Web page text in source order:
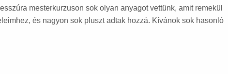
mesterkurzuson sok olyan anyagot vettünk, amit remekül
és nagyon sok pluszt adtak hozzá. Kívánok sok hasonló